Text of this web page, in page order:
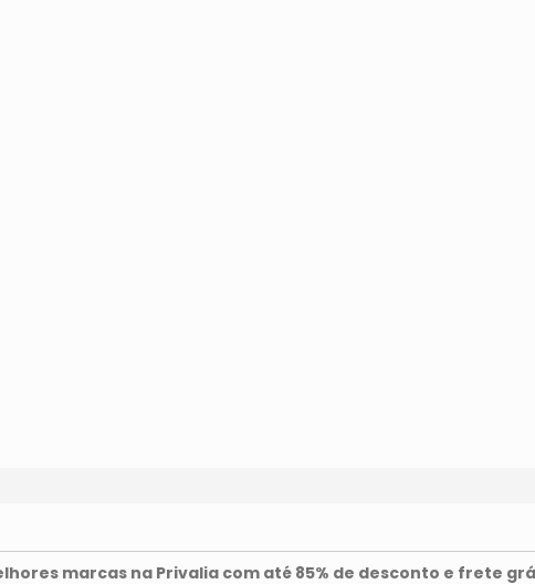
marcas na Privalia com até 85% de desconto e frete